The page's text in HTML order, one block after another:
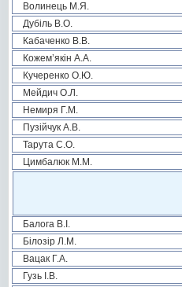
Волинець М.Я.
Дубіль В.О.
Кабаченко В.В.
Кожем’якін А.А.
Кучеренко О.Ю.
Мейдич О.Л.
Немиря Г.М.
Пузійчук А.В.
Тарута С.О.
Цимбалюк М.М.
Балога В.І.
Білозір Л.М.
Вацак Г.А.
Гузь І.В.